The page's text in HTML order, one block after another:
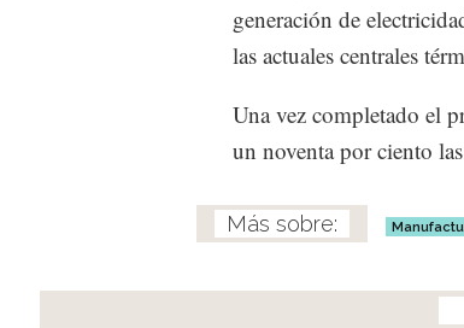
generación de
las actuales centrales
Una vez completado el
un noventa por ciento